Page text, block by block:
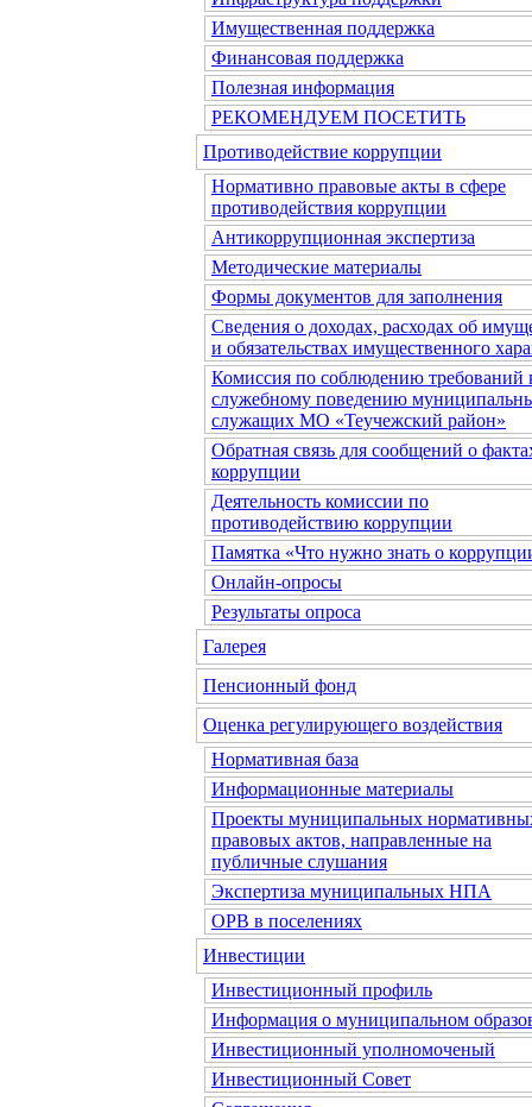
Имущественная поддержка
Финансовая поддержка
Полезная информация
РЕКОМЕНДУЕМ ПОСЕТИТЬ
Противодействие коррупции
Нормативно правовые акты в сфере
противодействия коррупции
Антикоррупционная экспертиза
Методические материалы
Формы документов для заполнения
Сведения о доходах, расходах об
и обязательствах имущественного
Комиссия по соблюдению требований
служебному поведению
служащих МО «Теучежский район»
Обратная связь для сообщений о
коррупции
Деятельность комиссии по
противодействию коррупции
Памятка «Что нужно знать о
Онлайн-опросы
Результаты опроса
Галерея
Пенсионный фонд
Оценка регулирующего воздействия
Нормативная база
Информационные материалы
Проекты муниципальных
правовых актов, направленные на
публичные слушания
Экспертиза муниципальных НПА
ОРВ в поселениях
Инвестиции
Инвестиционный профиль
Информация о муниципальном
Инвестиционный уполномоченый
Инвестиционный Совет